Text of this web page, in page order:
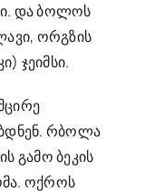
და ბოლოს
ორგზის
ჯეიმსი.
რბოლა
გამო ბეკის
ოქროს